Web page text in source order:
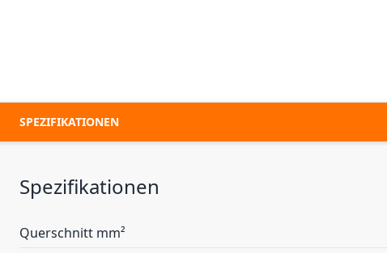
SPEZIFIKATIONEN
Spezifikationen
Querschnitt mm²